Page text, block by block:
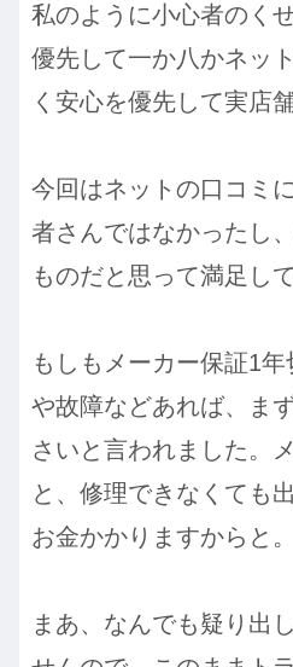
私のように小心者のく
優先して一か八かネッ
く安心を優先して実店
今回はネットの口コミ
者さんではなかったし
ものだと思って満足し
もしもメーカー保証1
や故障などあれば、ま
さいと言われました。
と、修理できなくても
お金かかりますからと。
まあ、なんでも疑り出